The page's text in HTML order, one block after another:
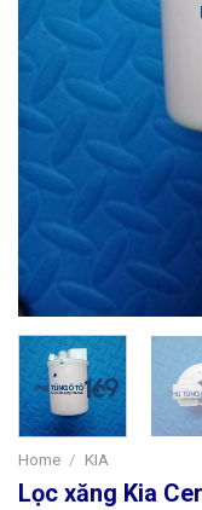
Home / KIA
Lọc xăng Kia